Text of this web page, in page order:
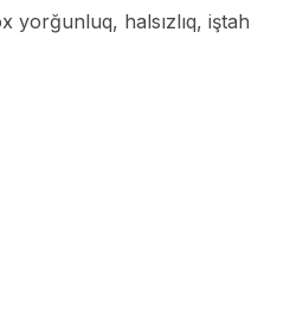
yorğunluq, halsızlıq, iştah